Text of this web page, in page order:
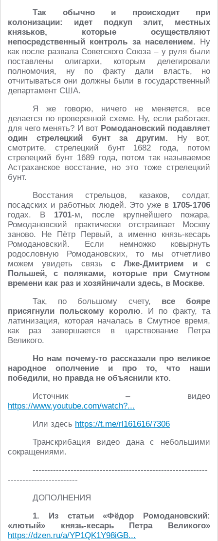
Так обычно и происходит при
колонизации:
идет подкуп элит, местных
князьков, которые осуществляют
непосредственный контроль за населением. Ну
как после развала Советского Союза – у руля были
поставлены олигархи, которым делегировали
полномочия, ну по факту дали власть, но
отчитываться они должны были в государственный
департамент США.
Я же говорю, ничего не меняется, все
делается по проверенной схеме. Ну, если работает,
для чего менять? И вот Ромодановский подавляет
один стрелецкий бунт за другим. Ну вот,
смотрите, стрелецкий бунт 1682 года, потом
стрелецкий бунт 1689 года, потом так называемое
Астраханское восстание, но это тоже стрелецкий
бунт.
Восстания стрельцов, казаков, солдат,
посадских и работных людей. Это уже в 1705-1706
годах. В 1701-м, после крупнейшего пожара,
Ромодановский практически отстраивает Москву
заново. Не Пётр Первый, а именно князь-кесарь
Ромодановский. Если немножко ковырнуть
родословную Ромодановских, то мы отчетливо
можем увидеть связь с Лже-Дмитрием и с
Польшей, с поляками, которые при Смутном
времени как раз и хозяйничали здесь, в Москве.
Так, по большому счету, все бояре
присягнули польскому королю. И по факту, та
латинизация, которая началась в Смутное время,
как раз завершается в царствование Петра
Великого.
Но нам почему-то рассказали про великое
народное ополчение и про то, что наши
победили, но правда не объяснили кто.
Источник – видео
https://www.youtube.com/watch?...
Или здесь https://t.me/rl161616/7306
Транскрибация видео дана с небольшими
сокращениями.
------------------------------------------------------------
------------------------
ДОПОЛНЕНИЯ
1. Из статьи «Фёдор Ромодановский:
«лютый» князь-кесарь Петра Великого»
https://dzen.ru/a/YP1QK1Y98iGB...